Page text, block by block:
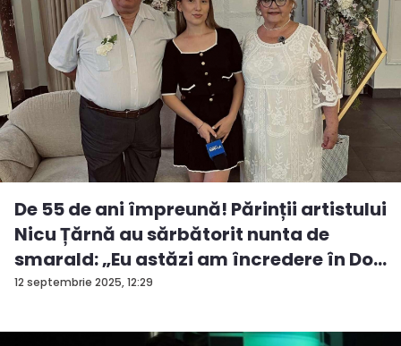
12 septembrie 2025, 12:29
De 55 de ani împreună! Părinții artistului
Nicu Țărnă au sărbătorit nunta de
smarald: „Eu astăzi am încredere în Do...